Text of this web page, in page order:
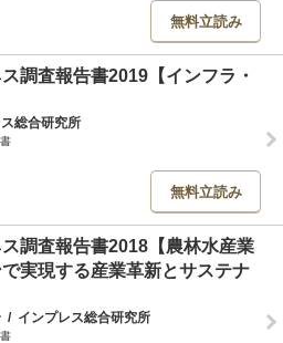
無料立読み
調査報告書2019【インフラ・
総合研究所
無料立読み
ス調査報告書2018【農林水産業
実現する産業革新とサステナ
/ インプレス総合研究所